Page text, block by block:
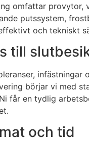
omfattar provytor,
putssystem,
och tekniskt
till
infästningar
börjar vi med
får en tydlig
och tid